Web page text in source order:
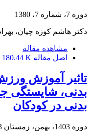
دوره 7، شماره 7، 1380
دکتر هاشم کوزه چیان،
مشاهده مقاله
اصل مقاله 180.44 K
تاثیر آموزش
بدنی، شایستگی
بدنی در کودکان
دوره 1403، بهمن، زمستان 1403